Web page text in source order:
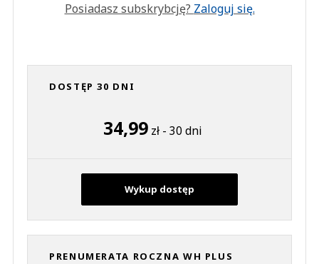
Posiadasz subskrybcję? Zaloguj się.
DOSTĘP 30 DNI
34,99 zł - 30 dni
Wykup dostęp
PRENUMERATA ROCZNA WH PLUS